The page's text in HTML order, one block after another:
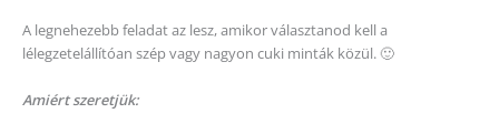
A legnehezebb feladat az lesz, amikor választanod kell a
lélegzetelállítóan szép vagy nagyon cuki minták közül. 🙂
Amiért szeretjük: